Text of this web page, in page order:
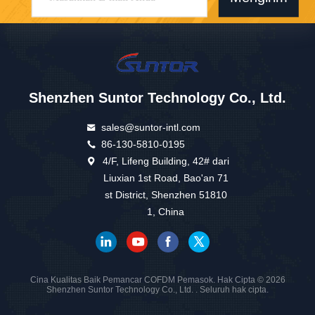
Shenzhen Suntor Technology Co., Ltd.
sales@suntor-intl.com
86-130-5810-0195
4/F, Lifeng Building, 42# dari
Liuxian 1st Road, Bao'an 71
st District, Shenzhen 51810
1, China
Cina Kualitas Baik Pemancar COFDM Pemasok. Hak Cipta © 2026
Shenzhen Suntor Technology Co., Ltd. . Seluruh hak cipta.